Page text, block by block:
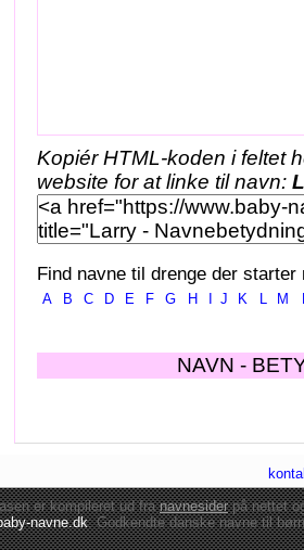
Kopiér HTML-koden i feltet
website for at linke til navn:
Find navne til drenge der starter
A B C D E F G H J K L M
NAVN -
er kompileret ud franavnesiderpå nettet
navne.dk: Godkendte danskenavne til børn